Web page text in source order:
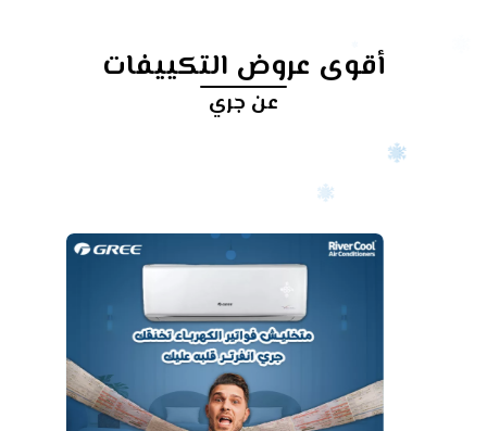
أقوى عروض التكييفات
عن جري